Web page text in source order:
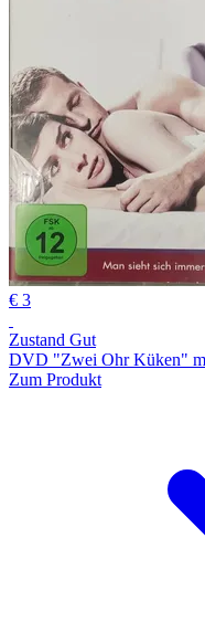
€ 3
Zustand Gut
DVD "Zwei Ohr Küken"
Zum Produkt